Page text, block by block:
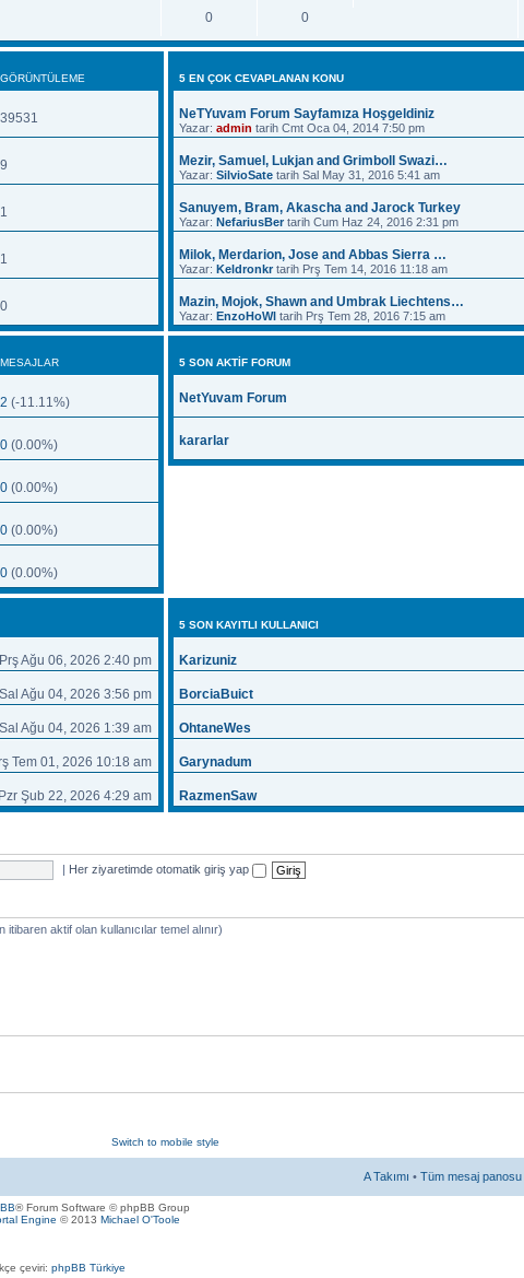
0 0
GÖRÜNTÜLEME
39531
9
1
1
0
5 EN ÇOK CEVAPLANAN KONU
NeTYuvam Forum Sayfamıza Hoşgeldiniz
Yazar: admin tarih Cmt Oca 04, 2014 7:50 pm
Mezir, Samuel, Lukjan and Grimboll Swazi…
Yazar: SilvioSate tarih Sal May 31, 2016 5:41 am
Sanuyem, Bram, Akascha and Jarock Turkey
Yazar: NefariusBertarih Cum Haz 24, 2016 2:31 pm
Milok, Merdarion, Jose and Abbas Sierra …
Yazar: Keldronkrtarih Prş Tem 14, 2016 11:18 am
Mazin, Mojok, Shawn and Umbrak Liechtens…
Yazar: EnzoHoWl tarih Prş Tem 28, 2016 7:15 am
MESAJLAR
2 (-11.11%)
0(0.00%)
0(0.00%)
0(0.00%)
0(0.00%)
5 SON AKTIF FORUM
NetYuvam Forum
kararlar
Prş Ağu 06, 2026 2:40 pm
Sal Ağu 04, 2026 3:56 pm
Sal Ağu 04, 2026 1:39 am
Tem 01, 2026 10:18 am
Pzr Şub 22, 2026 4:29 am
5 SON KAYITLI KULLANICI
Karizuniz
BorciaBuict
OhtaneWes
Garynadum
RazmenSaw
| Her ziyaretimde otomatik giriş yap
aktif olan kullanıcılar temel alınır)
Switch to mobile style
A Takımı • Tüm mesaj
® Forum Software © phpBB Group
Engine © 2013 Michael O'Toole
çeviri: phpBB Türkiye